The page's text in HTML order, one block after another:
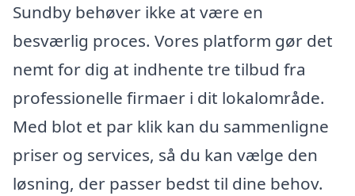
Sundby behøver ikke at være en
besværlig proces. Vores platform gør det
nemt for dig at indhente tre tilbud fra
professionelle firmaer i dit lokalområde.
Med blot et par klik kan du sammenligne
priser og services, så du kan vælge den
løsning, der passer bedst til dine behov.